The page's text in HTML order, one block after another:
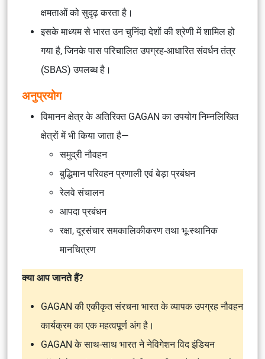
क्षमताओं को सुदृढ़ करता है।
इसके माध्यम से भारत उन चुनिंदा देशों की श्रेणी में शामिल हो
गया है, जिनके पास परिचालित उपग्रह-आधारित संवर्धन तंत्र
(SBAS) उपलब्ध है।
अनुप्रयोग
विमानन क्षेत्र के अतिरिक्त GAGAN का उपयोग निम्नलिखित
क्षेत्रों में भी किया जाता है—
समुद्री नौवहन
बुद्धिमान परिवहन प्रणाली एवं बेड़ा प्रबंधन
रेलवे संचालन
आपदा प्रबंधन
रक्षा, दूरसंचार समकालिकीकरण तथा भू-स्थानिक
मानचित्रण
क्या आप जानते हैं?
GAGAN की एकीकृत संरचना भारत के व्यापक उपग्रह नौवहन
कार्यक्रम का एक महत्वपूर्ण अंग है।
GAGAN के साथ-साथ भारत ने नेविगेशन विद इंडियन